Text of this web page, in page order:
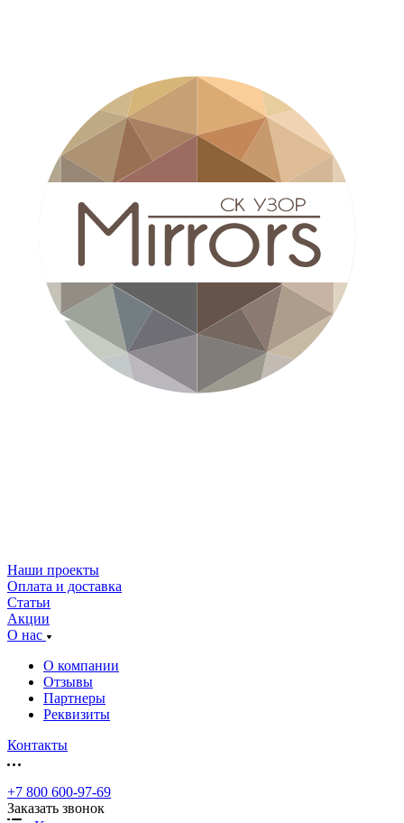
Наши проекты
Оплата и доставка
Статьи
Акции
О нас
О компании
Отзывы
Партнеры
Реквизиты
Контакты
+7 800 600-97-69
Заказать звонок